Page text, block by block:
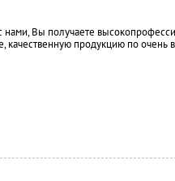
нами, Вы получаете
качественную продукцию по очень